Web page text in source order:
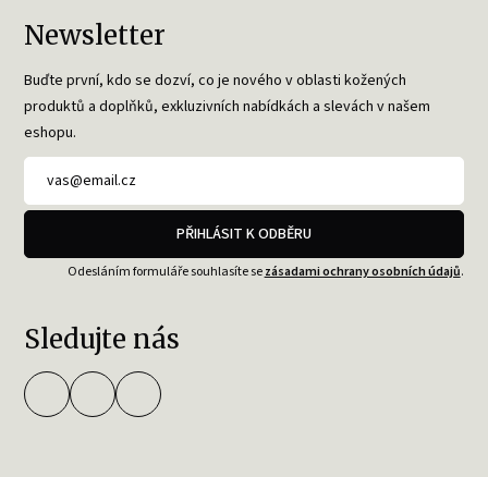
Newsletter
Buďte první, kdo se dozví, co je nového v oblasti kožených
produktů a doplňků, exkluzivních nabídkách a slevách v našem
eshopu.
PŘIHLÁSIT K ODBĚRU
Odesláním formuláře souhlasíte sezásadami ochrany osobních údajů.
Sledujte nás